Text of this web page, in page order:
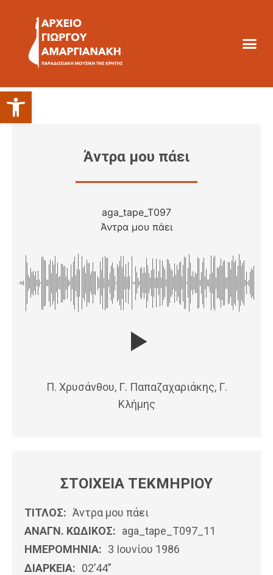
Ανοίξτε τη γραμμή εργαλείων
Άντρα μου πάει
aga_tape_T097
Άντρα μου πάει
Π. Χρυσάνθου, Γ. Παπαζαχαριάκης, Γ.
Κλήμης
ΣΤΟΙΧΕΙΑ ΤΕΚΜΗΡΙΟΥ
ΤΙΤΛΟΣ: Άντρα μου πάει
ΑΝΑΓΝ. ΚΩΔΙΚΟΣ: aga_tape_T097_11
ΗΜΕΡΟΜΗΝΊΑ: 3 Ιουνίου 1986
ΔΙΑΡΚΕΙΑ: 02’44”